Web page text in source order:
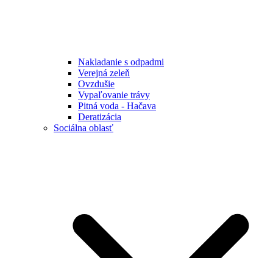
Nakladanie s odpadmi
Verejná zeleň
Ovzdušie
Vypaľovanie trávy
Pitná voda - Hačava
Deratizácia
Sociálna oblasť